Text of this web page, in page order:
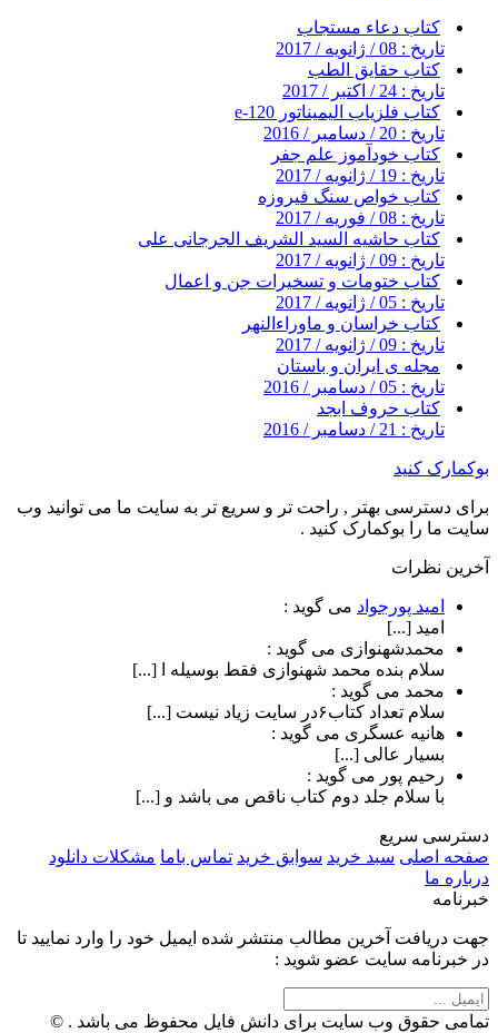
کتاب دعاء مستجاب
تاریخ : 08 / ژانویه / 2017
کتاب حقایق الطب
تاریخ : 24 / اکتبر / 2017
کتاب فلزیاب الیمیناتور e-120
تاریخ : 20 / دسامبر / 2016
کتاب خودآموز علم جفر
تاریخ : 19 / ژانویه / 2017
کتاب خواص سنگ فیروزه
تاریخ : 08 / فوریه / 2017
کتاب حاشیه السید الشریف الجرجانی علی
تاریخ : 09 / ژانویه / 2017
کتاب ختومات و تسخیرات جن و اعمال
تاریخ : 05 / ژانویه / 2017
کتاب خراسان و ماوراءالنهر
تاریخ : 09 / ژانویه / 2017
مجله ی ایران و باستان
تاریخ : 05 / دسامبر / 2016
کتاب حروف ابجد
تاریخ : 21 / دسامبر / 2016
بوکمارک کنید
برای دسترسی بهتر , راحت تر و سریع تر به سایت ما می توانید وب
سایت ما را بوکمارک کنید .
آخرین نظرات
امید پورجواد می گوید :
امید [...]
محمدشهنوازی می گوید :
سلام بنده محمد شهنوازی فقط بوسیله ا [...]
محمد می گوید :
سلام تعداد کتاب۶در سایت زیاد نیست [...]
هانیه عسگری می گوید :
بسیار عالی [...]
رحیم پور می گوید :
با سلام جلد دوم کتاب ناقص می باشد و [...]
دسترسی سریع
صفحه اصلی سبد خرید سوابق خرید تماس باما مشکلات دانلود
درباره ما
خبرنامه
جهت دریافت آخرین مطالب منتشر شده ایمیل خود را وارد نمایید تا
در خبرنامه سایت عضو شوید :
تمامی حقوق وب سایت برای دانش فایل محفوظ می باشد . ©